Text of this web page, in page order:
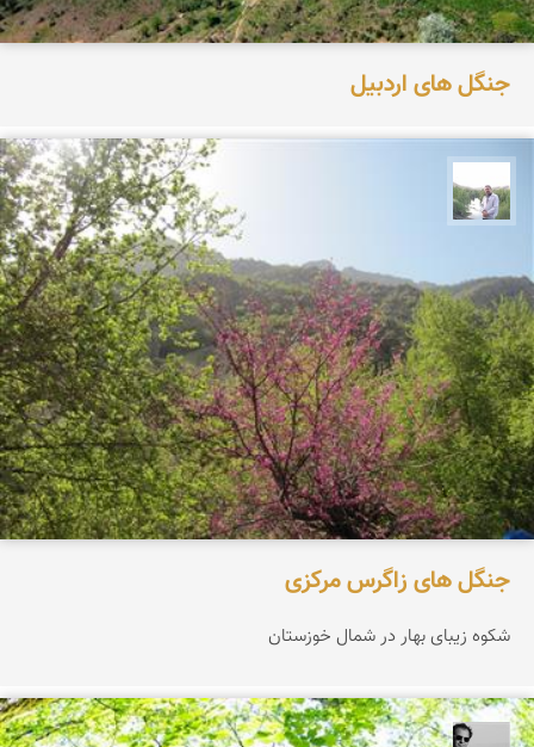
جنگل های اردبیل
جنگل های زاگرس مرکزی
شکوه زیبای بهار در شمال خوزستان